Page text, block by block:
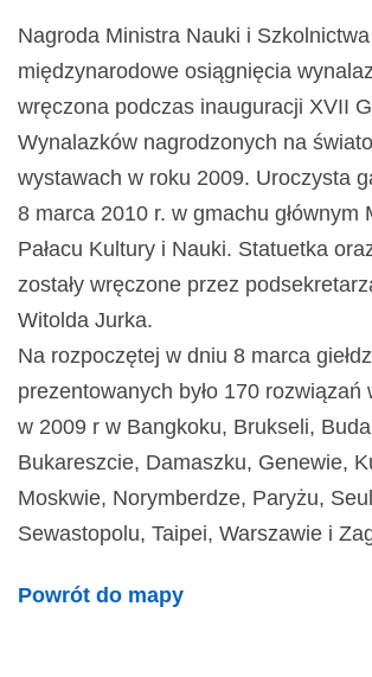
Nagroda Ministra Nauki i
międzynarodowe osiągnięcia
wręczona podczas inauguracji XVII
Wynalazków nagrodzonych na
wystawach w roku 2009. Uroczysta
8 marca 2010 r. w gmachu głównym
Pałacu Kultury i Nauki. Statuetka
zostały wręczone przez
Witolda Jurka.
Na rozpoczętej w dniu 8 marca
prezentowanych było 170 rozwiązań
w 2009 r w Bangkoku, Brukseli,
Bukareszcie, Damaszku, Genewie,
Moskwie, Norymberdze, Paryżu,
Sewastopolu, Taipei, Warszawie i
Powrót do mapy